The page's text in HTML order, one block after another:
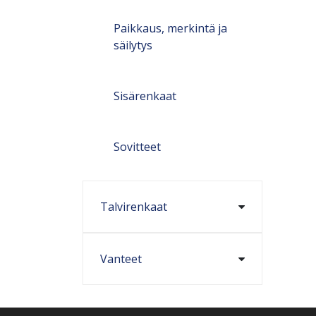
Paikkaus, merkintä ja
säilytys
Sisärenkaat
Sovitteet
Talvirenkaat
Vanteet